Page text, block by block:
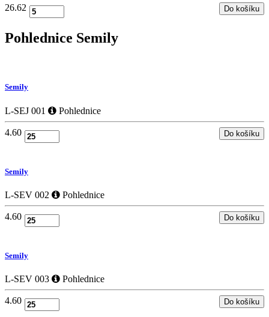
26.62
Pohlednice Semily
Semily
L-SEJ 001 Pohlednice
4.60
Semily
L-SEV 002 Pohlednice
4.60
Semily
L-SEV 003 Pohlednice
4.60